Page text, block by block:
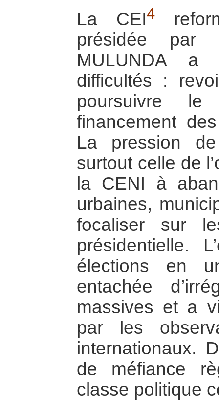
La CEI4
présidée par
MULUNDA a
difficultés :
poursuivre
financement
La pression
surtout celle de
la CENI à
urbaines,
focaliser sur
présidentielle.
élections en
entachée
massives et a
par les
internationaux.
de méfiance
classe politique